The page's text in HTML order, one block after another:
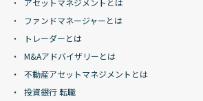
アセットマネジメントとは
ファンドマネージャーとは
トレーダーとは
M&Aアドバイザリーとは
不動産アセットマネジメントとは
投資銀行 転職